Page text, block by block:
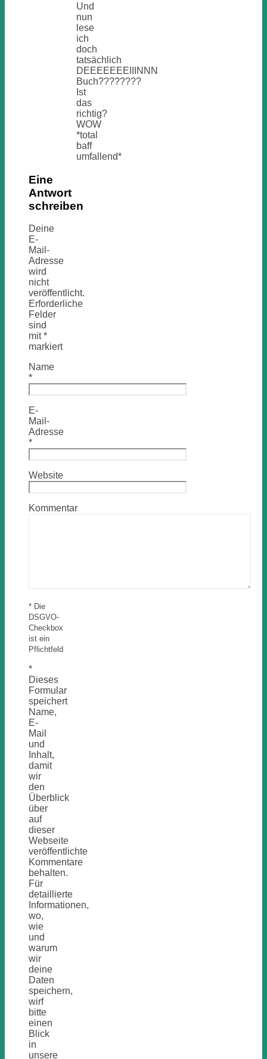
Und
nun
lese
ich
doch
tatsächlich
DEEEEEEEIIINNN
Buch????????
Ist
das
richtig?
WOW
*total
baff
umfallend*
Eine
Antwort
schreiben
Deine
E-
Mail-
Adresse
wird
nicht
veröffentlicht.
Erforderliche
Felder
sind
mit*
markiert
Name
*
E-
Mail-
Adresse
*
Website
Kommentar
* Die
DSGVO-
Checkbox
ist ein
Pflichtfeld
*
Dieses
Formular
speichert
Name,
E-
Mail
und
Inhalt,
damit
wir
den
Überblick
über
auf
dieser
Webseite
veröffentlichte
Kommentare
behalten.
Für
detaillierte
Informationen,
wo,
wie
und
warum
wir
deine
Daten
speichern,
wirf
bitte
einen
Blick
in
unsere